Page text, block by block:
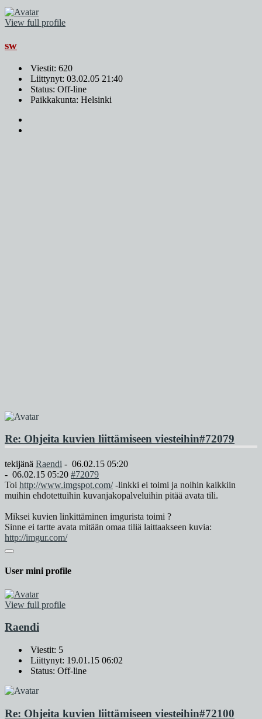
View full profile
sw
Viestit: 620
Liittynyt: 03.02.05 21:40
Status: Off-line
Paikkakunta: Helsinki
Re: Ohjeita kuvien liittämiseen viesteihin#72079
tekijänä Raendi - 06.02.15 05:20
- 06.02.15 05:20 #72079
Toi http://www.imgspot.com/-linkki ei toimi ja noihin kaikkiin
muihin ehdotettuihin kuvanjakopalveluihin pitää avata tili.
Miksei kuvien linkittäminen imgurista toimi ?
Sinne ei tartte avata mitään omaa tiliä laittaakseen kuvia:
http://imgur.com/
User mini profile
View full profile
Raendi
Viestit: 5
Liittynyt: 19.01.15 06:02
Status: Off-line
Re: Ohjeita kuvien liittämiseen viesteihin#72100